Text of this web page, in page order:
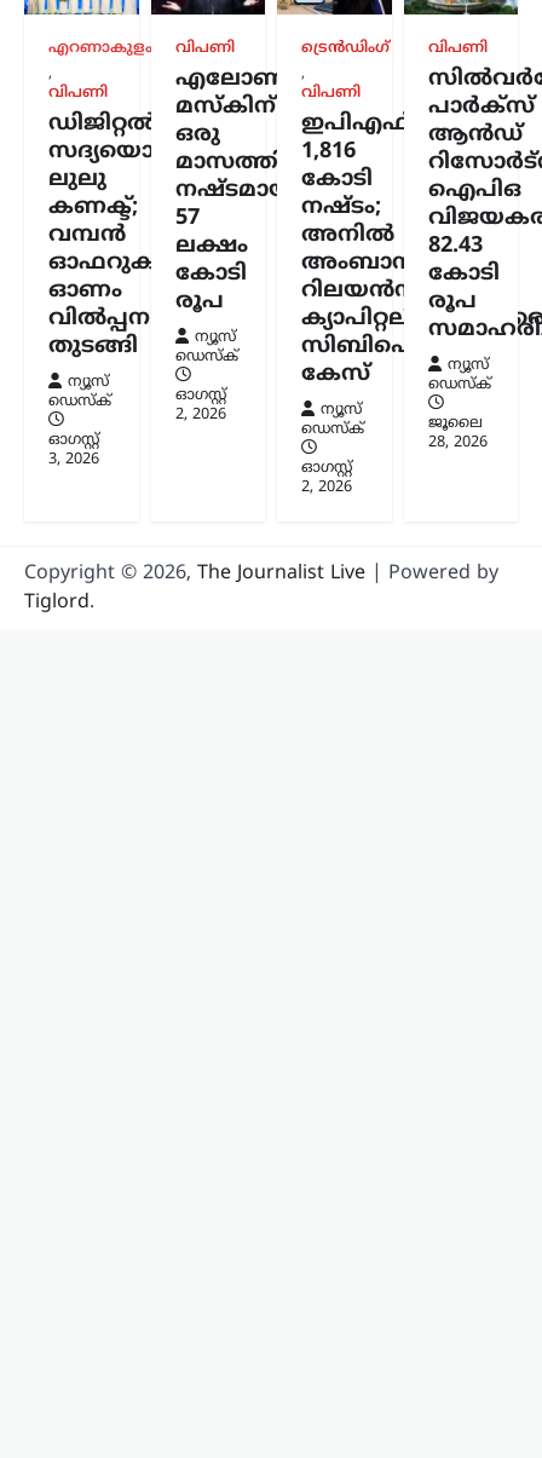
ഫണ്ടിൽ ക്രമക്കേടില്ലെന്ന്
സർക്കാർ; 3,300 കോടി
രൂപയുടെ കണക്കുകൾ
ഓഡിറ്റ് ചെയ്തതായി
വിശദീകരണം
ന്യൂസ് ഡെസ്ക്
ഓഗസ്റ്റ്‌ 7, 2026
അയോധ്യ രാമക്ഷേത്രത്തിനായി ലഭിച്ച
3,300 കോടി രൂപയുടെ സംഭാവനകളുടെ
വിനിയോഗത്തിൽ യാതൊരു ക്രമക്കേടും
നടന്നിട്ടില്ലെന്ന് സർക്കാർ വൃത്തങ്ങൾ
വ്യക്തമാക്കി. സംഭാവന തുകയുടെ
ഉപയോഗവുമായി ബന്ധപ്പെട്ട് ഉയർന്ന
ആരോപണങ്ങൾ…
എറണാകുളം
,
വിപണി
ഡിജിറ്റൽ
സദ്യയൊരുക്കി
ലുലു
കണക്ട്;
വമ്പൻ
ഓഫറുകളുമായി
ഓണം
വിൽപ്പന
തുടങ്ങി
ന്യൂസ്
ഡെസ്ക്
ഓഗസ്റ്റ്‌
3, 2026
വിപണി
എലോൺ
മസ്കിന്
ഒരു
മാസത്തിനുള്ളിൽ
നഷ്ടമായത്
57
ലക്ഷം
കോടി
രൂപ
ന്യൂസ്
ഡെസ്ക്
ഓഗസ്റ്റ്‌
2, 2026
ട്രെൻഡിംഗ്
,
വിപണി
ഇപിഎഫ്ഒയ്ക്ക്
1,816
കോടി
നഷ്ടം;
അനിൽ
അംബാനിക്കും
റിലയൻസ്
സിബിഐ
കേസ്
ന്യൂസ്
ഡെസ്ക്
ഓഗസ്റ്റ്‌
2, 2026
വിപണി
പാർക്സ്
ആൻഡ്
ഐപിഒ
82.43
കോടി
രൂപ
ന്യൂസ്
ഡെസ്ക്
ജൂലൈ
28, 2026
Copyright © 2026, The Journalist Live | Powered by
Tiglord.